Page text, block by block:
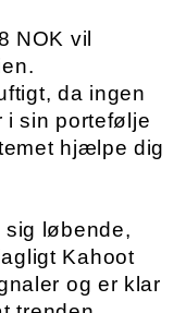
NOK vil
da ingen
i sin portefølje
hjælpe dig
løbende,
Kahoot
og er klar